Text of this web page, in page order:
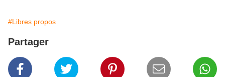
#Libres propos
Partager